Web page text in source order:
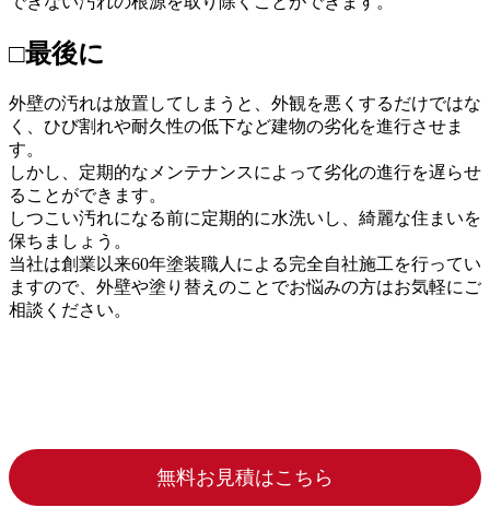
□最後に
外壁の汚れは放置してしまうと、外観を悪くするだけではな
く、ひび割れや耐久性の低下など建物の劣化を進行させま
す。
しかし、定期的なメンテナンスによって劣化の進行を遅らせ
ることができます。
しつこい汚れになる前に定期的に水洗いし、綺麗な住まいを
保ちましょう。
当社は創業以来60年塗装職人による完全自社施工を行ってい
ますので、外壁や塗り替えのことでお悩みの方はお気軽にご
相談ください。
無料お見積はこちら